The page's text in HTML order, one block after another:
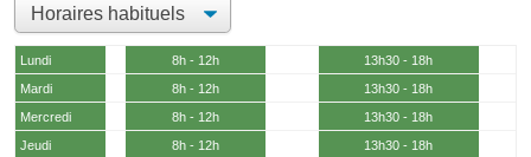
Lundi 8h - 12h
13h30 - 18h
Mardi
8h - 12h
13h30 - 18h
Mercredi
8h - 12h
13h30 - 18h
Jeudi
8h - 12h
13h30 - 18h